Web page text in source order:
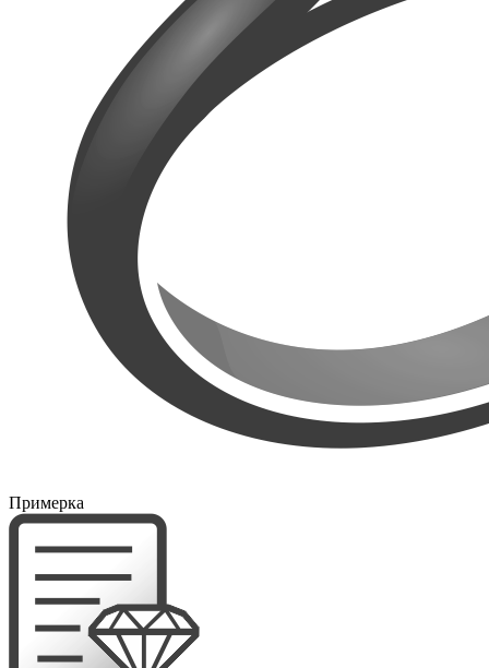
Примерка